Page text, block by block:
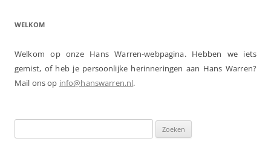
WELKOM
Welkom op onze Hans Warren-webpagina. Hebben we iets
gemist, of heb je persoonlijke herinneringen aan Hans Warren?
Mail ons op info@hanswarren.nl.
naar: